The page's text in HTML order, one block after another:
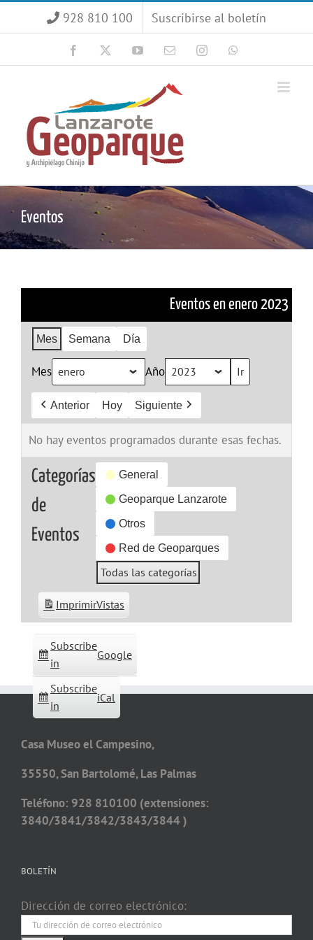
928 810 100 Suscribirse al boletín
Facebook YouTubeCorreoInstagram
Eventos
Eventos en enero 2023
Mes Semana Día
Mes Año
Anterior Hoy Siguiente
No hay eventos programados durante esas fechas.
Categorías
de
Eventos
General
Geoparque Lanzarote
Otros
Red de Geoparques
Todas las categorías
Subscribe
in
Google
Subscribe
in
iCal
ImprimirVistas
Casa Museo el Campesino,
35550, San Bartolomé, Las Palmas
Teléfono: 928 810100 (extensiones:
3840/3841/3842/3843/3844 )
BOLETÍN
Dirección de correo electrónico: